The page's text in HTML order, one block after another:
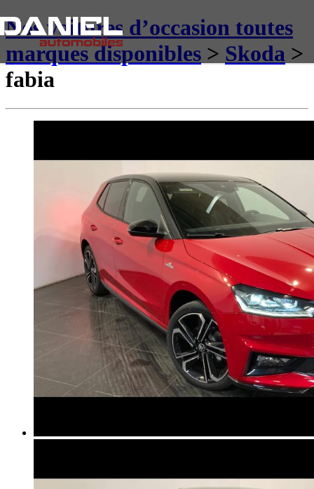
Nos voitures d’occasion toutes
marques disponibles > Skoda >
fabia